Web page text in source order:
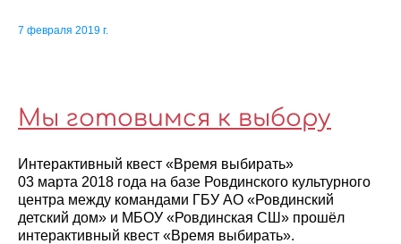
7 февраля 2019 г.
Мы готовимся к выбору
Интерактивный квест «Время выбирать»
03 марта 2018 года на базе Ровдинского культурного
центра между командами ГБУ АО «Ровдинский
детский дом» и МБОУ «Ровдинская СШ» прошёл
интерактивный квест «Время выбирать».